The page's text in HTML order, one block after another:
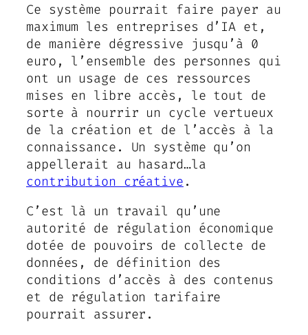
Ce système pourrait faire payer au
maximum les entreprises d’IA et,
de manière dégressive jusqu’à 0
euro, l’ensemble des personnes qui
ont un usage de ces ressources
mises en libre accès, le tout de
sorte à nourrir un cycle vertueux
de la création et de l’accès à la
connaissance. Un système qu’on
appellerait au hasard…la
contribution créative .
C’est là un travail qu’une
autorité de régulation économique
dotée de pouvoirs de collecte de
données, de définition des
conditions d’accès à des contenus
et de régulation tarifaire
pourrait assurer.